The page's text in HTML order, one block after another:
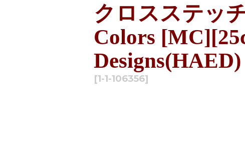
クロスステッ
Colors
Designs(HAED)
[1-1-106356]